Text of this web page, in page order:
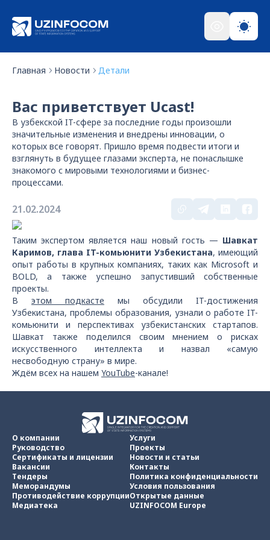
Главная Новости Детали
Вас приветствует Ucast!
В узбекской IT-сфере за последние годы произошли
значительные изменения и внедрены инновации, о
которых все говорят. Пришло время подвести итоги и
взглянуть в будущее глазами эксперта, не понаслышке
знакомого с мировыми технологиями и бизнес-
процессами.
21.02.2024
Таким экспертом является наш новый гость — Шавкат
Каримов, глава IT-комьюнити Узбекистана, имеющий
опыт работы в крупных компаниях, таких как Microsoft и
BOLD, а также успешно запустивший собственные
проекты.
В этом подкасте мы обсудили IT-достижения
Узбекистана, проблемы образования, узнали о работе IT-
комьюнити и перспективах узбекистанских стартапов.
Шавкат также поделился своим мнением о рисках
искусственного интеллекта и назвал «‎самую
несвободную страну» в мире.
Ждём всех на нашем YouTube-канале!
О компании
Руководство
Сертификаты и лицензии
Вакансии
Тендеры
Меморандумы
Противодействие коррупции
Медиатека
Услуги
Проекты
Новости и статьи
Контакты
Политика конфиденциальности
Условия пользования
Открытые данные
UZINFOCOM Europe